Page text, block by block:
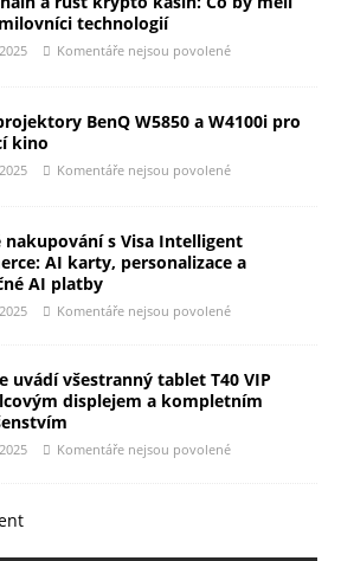
technologií
Komentáře nejsou povolené
BenQ W5850 a W4100i pro
kino
Komentáře nejsou povolené
nakupování s Visa Intelligent
AI karty, personalizace a
AI platby
Komentáře nejsou povolené
uvádí všestranný tablet T40 VIP
displejem a kompletním
Komentáře nejsou povolené